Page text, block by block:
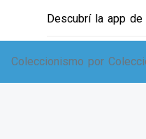
Coleccionismo por
Descubrí la app
EXPO SOLIDARIA